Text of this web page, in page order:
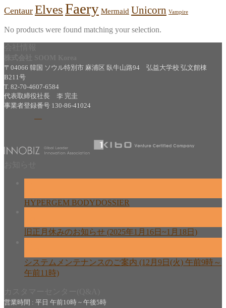
Centaur ElvesFaery Mermaid Unicorn Vampire
No products were found matching your selection.
〒04066 韓国 ソウル特別市 麻浦区 臥牛山路94 弘益大学校 弘文館棟
B211号
T. 82-70-4607-6584
代表取締役社長 李 完圭
事業者登録番号 130-86-41024
HYPERGEM BODYDOSSIER
旧正月休みのお知らせ (2025年1月16日~1月18日)
システムメンテナンスのご案内 (12月9日(火) 午前9時～
午前11時)
営業時間 : 平日 午前10時 ~ 午後5時